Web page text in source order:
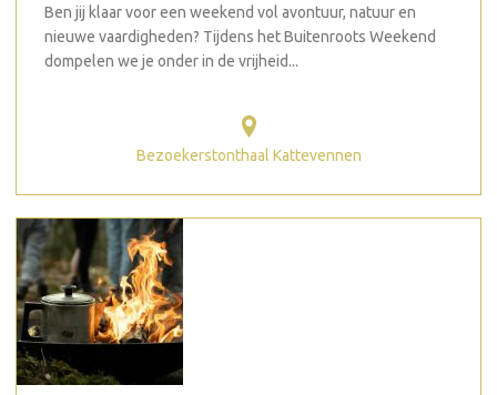
Ben jij klaar voor een weekend vol avontuur, natuur en
nieuwe vaardigheden? Tijdens het Buitenroots Weekend
dompelen we je onder in de vrijheid...
Bezoekerstonthaal Kattevennen